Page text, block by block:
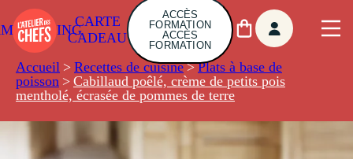
CARTE
CADEAU
ACCÈS
FORMATION
ACCÈS
FORMATION
Accueil > Recettes de cuisine > Plats à base de
poisson > Cabillaud poêlé, crème de petits pois
mentholé, écrasée de pommes de terre